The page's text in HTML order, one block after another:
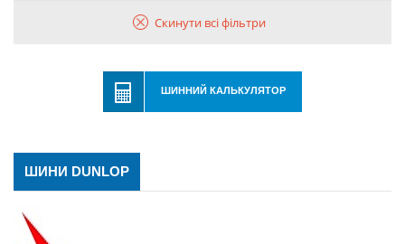
Скинути всі фільтри
ШИННИЙ КАЛЬКУЛЯТОР
ШИНИ DUNLOP